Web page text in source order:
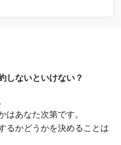
しないといけない？
はあなた次第です。
るかどうかを決めることは